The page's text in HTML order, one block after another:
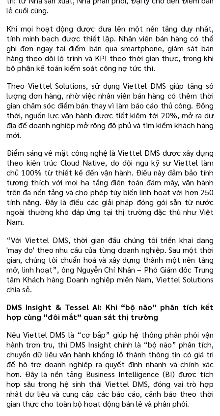
lẻ cuối cùng.
Khi mọi hoạt động được đưa lên một nền tảng duy nhất,
tính minh bạch được thiết lập. Nhân viên bán hàng có thể
ghi đơn ngay tại điểm bán qua smartphone, giám sát bán
hàng theo dõi lộ trình và KPI theo thời gian thực, trong khi
bộ phận kế toán kiểm soát công nợ tức thì.
Theo Viettel Solutions, sử dụng Viettel DMS giúp tăng số
lượng đơn hàng, nhờ việc nhân viên bán hàng có thêm thời
gian chăm sóc điểm bán thay vì làm báo cáo thủ công. Đồng
thời, nguồn lực vận hành được tiết kiệm tới 20%, mở ra dư
địa để doanh nghiệp mở rộng độ phủ và tìm kiếm khách hàng
mới.
Điểm sáng về mặt công nghệ là Viettel DMS được xây dựng
theo kiến trúc Cloud Native, do đội ngũ kỹ sư Viettel làm
chủ 100% từ thiết kế đến vận hành. Điều này đảm bảo tính
tương thích với mọi hạ tầng điện toán đám mây, vận hành
trên đa nền tảng và cho phép tùy biến linh hoạt với hơn 250
tính năng. Đây là điều các giải pháp đóng gói sẵn từ nước
ngoài thường khó đáp ứng tại thị trường đặc thù như Việt
Nam.
“Với Viettel DMS, thời gian đầu chúng tôi triển khai dạng
'may đo' theo nhu cầu của từng doanh nghiệp. Sau một thời
gian, chúng tôi chuẩn hoá và xây dựng thành một nền tảng
mở, linh hoạt”, ông Nguyễn Chí Nhân – Phó Giám đốc Trung
tâm Khách hàng Doanh nghiệp miền Nam, Viettel Solutions
chia sẻ.
DMS Insight & Tessel AI: Khi “bộ não” phân tích kết
hợp cùng “đôi mắt” quan sát thị trường
Nếu Viettel DMS là “cơ bắp” giúp hệ thống phân phối vận
hành trơn tru, thì DMS Insight chính là “bộ não” phân tích,
chuyển dữ liệu vận hành khổng lồ thành thông tin có giá trị
để hỗ trợ doanh nghiệp ra quyết định nhanh và chính xác
hơn. Đây là nền tảng Business Intelligence (BI) được tích
hợp sâu trong hệ sinh thái Viettel DMS, đóng vai trò hợp
nhất dữ liệu và cung cấp các báo cáo, cảnh báo theo thời
gian thực cho toàn bộ hoạt động bán lẻ và phân phối.